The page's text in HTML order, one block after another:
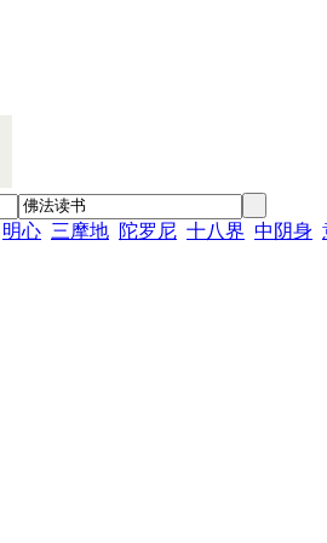
明心 三摩地 陀罗尼 十八界 中阴身